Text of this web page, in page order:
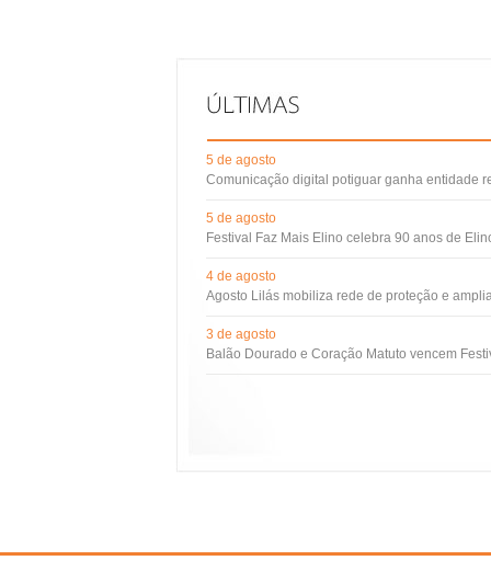
5 de agosto
Comunicação digital potiguar ganha entidade
5 de agosto
Festival Faz Mais Elino celebra 90 anos de
4 de agosto
Agosto Lilás mobiliza rede de proteção e
3 de agosto
Balão Dourado e Coração Matuto vencem